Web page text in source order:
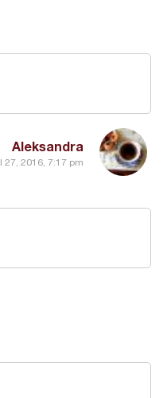
Aleksandra
27, 2016, 7:17 pm